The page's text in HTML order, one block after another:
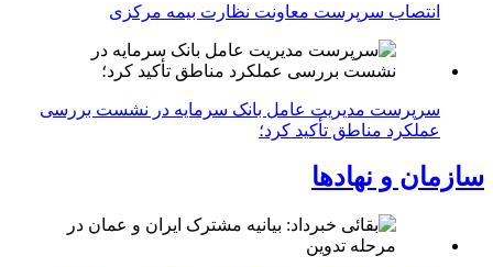
انتصاب سرپرست معاونت نظارت بیمه مرکزی
سرپرست مدیریت عامل بانک سرمایه در نشست بررسی
عملکرد مناطق تأکید کرد؛
سازمان و نهادها